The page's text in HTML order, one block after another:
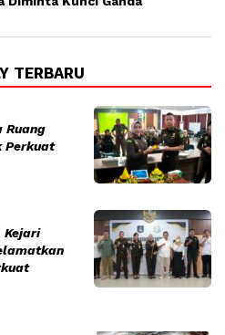
TERBARU
Ruang
Perkuat
Kejari